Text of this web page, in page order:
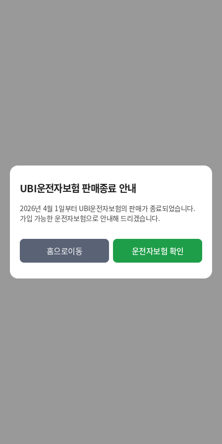
UBI운전자보험 판매종료 안내
2026년 4월 1일부터 UBI운전자보험의 판매가 종료되었습니다.
가입 가능한 운전자보험으로 안내해 드리겠습니다.
홈으로이동 운전자보험 확인